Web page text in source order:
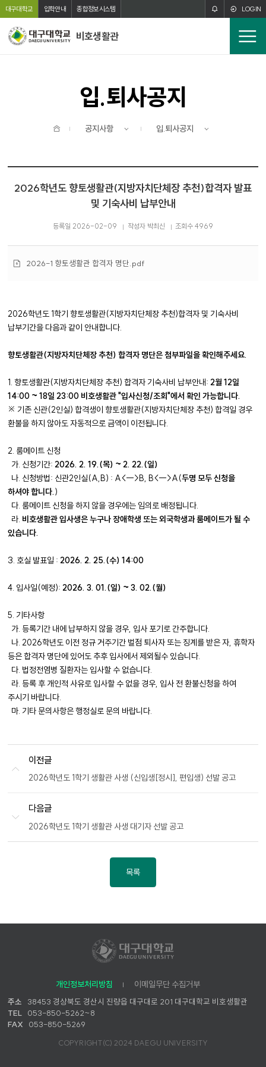
본문 바로가기
주메뉴 바로가기
대구대학교 입학안내 종합정보시스템 LOGIN
비호생활관
전
체
입.퇴사공지
공지사항 입.퇴사공지
2026학년도 향토생활관(지방자치단체장 추천)합격자 발표
및 기숙사비 납부안내
등록일 2026-02-09 작성자 박최신 조회수 4969
첨
2026-1 향토생활관 합격자 명단.pdf
2026학년도 1학기 향토생활관(지방자치단체장 추천)합격자 및 기숙사비
납부기간을 다음과 같이 안내합니다.
향토생활관(지방자치단체장 추천) 합격자 명단은 첨부파일을 확인해주세요.
1. 향토생활관(지방자치단체장 추천) 합격자 기숙사비 납부안내:2월 12일
14:00 ~ 18일 23:00 비호생활관 "입사신청/조회"에서 확인 가능합니다.
※ 기존 신관(2인실) 합격생이 향토생활관(지방자치단체장 추천) 합격일 경우
환불을 하지 않아도 자동적으로 금액이 이전됩니다.
2. 룸메이트 신청
가. 신청기간:2026. 2. 19.(목) ~ 2. 22.(일)
나. 신청방법: 신관2인실(A,B) : A<-->B, B<-->A(두명 모두 신청을
하셔야 합니다.)
다. 룸메이트 신청을 하지 않을 경우에는 임의로 배정됩니다.
라. 비호생활관 입사생은 누구나 장애학생 또는 외국학생과 룸메이트가 될 수
있습니다.
3. 호실 발표일 :2026. 2. 25.(수) 14:00
4. 입사일(예정):2026. 3. 01.(일) ~ 3. 02.(월)
5. 기타사항
가. 등록기간 내에 납부하지 않을 경우, 입사 포기로 간주합니다.
나. 2026학년도 이전 정규 거주기간 벌점 퇴사자 또는 징계를 받은 자, 휴학자
등은 합격자 명단에 있어도 추후 입사에서 제외될수 있습니다.
다. 법정전염병 질환자는 입사할 수 없습니다.
라. 등록 후 개인적 사유로 입사할 수 없을 경우, 입사 전 환불신청을 하여
주시기 바랍니다.
마. 기타 문의사항은 행정실로 문의 바랍니다.
이전글
2026학년도 1학기 생활관 사생 (신입생[정시], 편입생) 선발 공고
다음글
2026학년도 1학기 생활관 사생 대기자 선발 공고
목록
개인정보처리방침 이메일무단 수집거부
주소
38453 경상북도 경산시 진량읍 대구대로 201 대구대학교 비호생활관
TEL
053-850-5262~8
FAX
053-850-5269
COPYRIGHT(C) 2024 DAEGU UNIVERSITY